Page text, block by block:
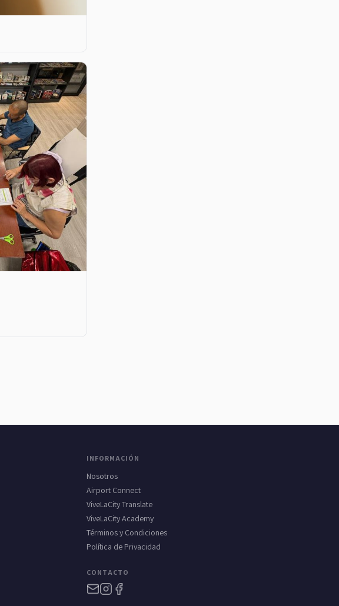
INFORMACIÓN
Nosotros
Airport Connect
ViveLaCity Translate
ViveLaCity Academy
Términos y Condiciones
Política de Privacidad
CONTACTO